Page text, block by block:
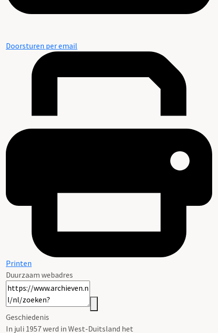
Doorsturen per email
Printen
Duurzaam webadres
Geschiedenis
In juli 1957 werd in West-Duitsland het